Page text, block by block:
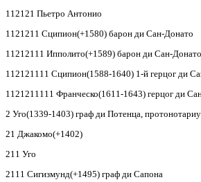
112121 Пьетро Антонио
1121211 Сципион(+1580) барон ди Сан-Донато
11212111 Ипполито(+1589) барон ди Сан-Донато
112121111 Сципион(1588-1640) 1-й герцог ди
1121211111 Франческо(1611-1643) герцог ди
2 Уго(1339-1403) граф ди Потенца,
21 Джакомо(+1402)
211 Уго
2111 Сигизмунд(+1495) граф ди Сапона